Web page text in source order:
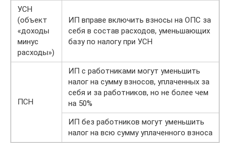
УСН
(объект
«доходы
минус
расходы»)
ИП вправе включить взносы на ОПС за
себя в состав расходов, уменьшающих
базу по налогу при УСН
ПСН
ИП с работниками могут уменьшить
налог на сумму взносов, уплаченных за
себя и за работников, но не более чем
на 50%
ИП без работников могут уменьшить
налог на всю сумму уплаченного взноса